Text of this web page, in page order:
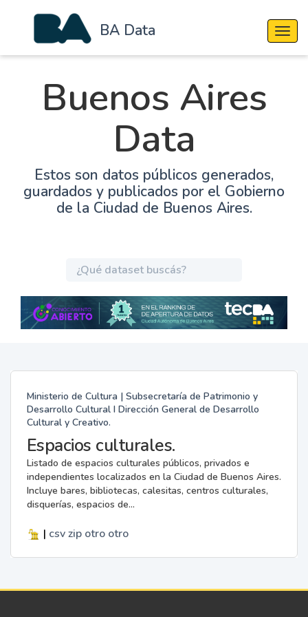
BA Data
Buenos Aires
Data
Estos son datos públicos generados,
guardados y publicados por el Gobierno
de la Ciudad de Buenos Aires.
Ministerio de Cultura | Subsecretaría de Patrimonio y
Desarrollo Cultural I Dirección General de Desarrollo
Cultural y Creativo.
Espacios culturales.
Listado de espacios culturales públicos, privados e
independientes localizados en la Ciudad de Buenos Aires.
Incluye bares, bibliotecas, calesitas, centros culturales,
disquerías, espacios de...
| csv zip otro otro